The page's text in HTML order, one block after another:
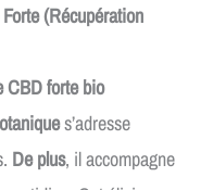
(Récupération
CBD forte bio
s’adresse
De plus, il accompagne